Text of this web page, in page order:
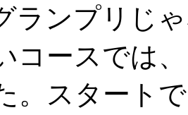
ランプリじ
コースでは
。スタート